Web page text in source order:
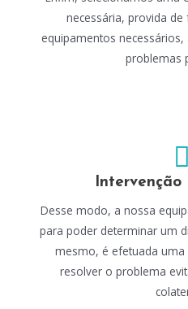
necessária, provida
equipamentos
problemas
Intervenção
Desse modo, a nossa
para poder determinar um
mesmo, é efetuada
resolver o problema